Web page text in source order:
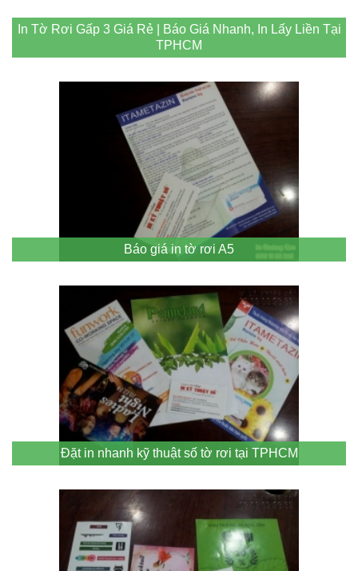
In Tờ Rơi Gấp 3 Giá Rẻ | Báo Giá Nhanh, In Lấy Liền Tại
TPHCM
Báo giá in tờ rơi A5
Đặt in nhanh kỹ thuật số tờ rơi tại TPHCM